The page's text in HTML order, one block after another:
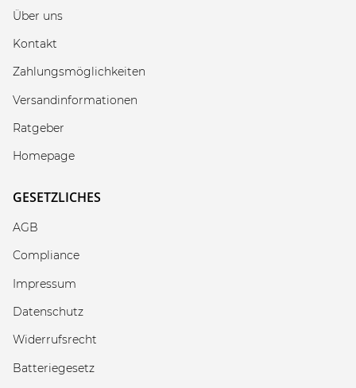
Über uns
Kontakt
Zahlungsmöglichkeiten
Versandinformationen
Ratgeber
Homepage
GESETZLICHES
AGB
Compliance
Impressum
Datenschutz
Widerrufsrecht
Batteriegesetz